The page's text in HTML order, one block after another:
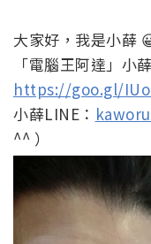
大家好，我是小薛
「電腦王阿達」小
https://goo.gl/
小薛LINE：
^^ ）